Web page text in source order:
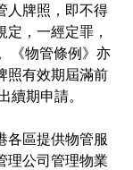
人牌照，即不得
，一經定罪，
《物管條例》亦
照有效期屆滿前
續期申請。
各區提供物管服
理公司管理物業